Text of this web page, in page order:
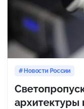
Новости России
архитектуры